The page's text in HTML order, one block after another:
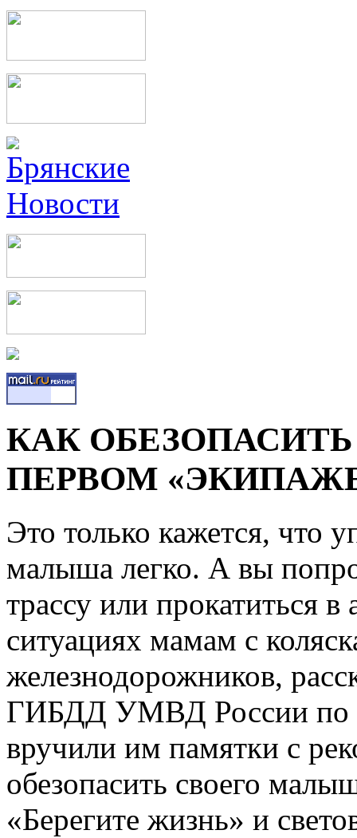
КАК
ПЕРВОМ
Это только кажется, что
малыша легко. А вы
трассу или прокатиться
ситуациях мамам с
железнодорожников,
ГИБДД УМВД России по
вручили им памятки с
обезопасить своего
«Берегите жизнь» и